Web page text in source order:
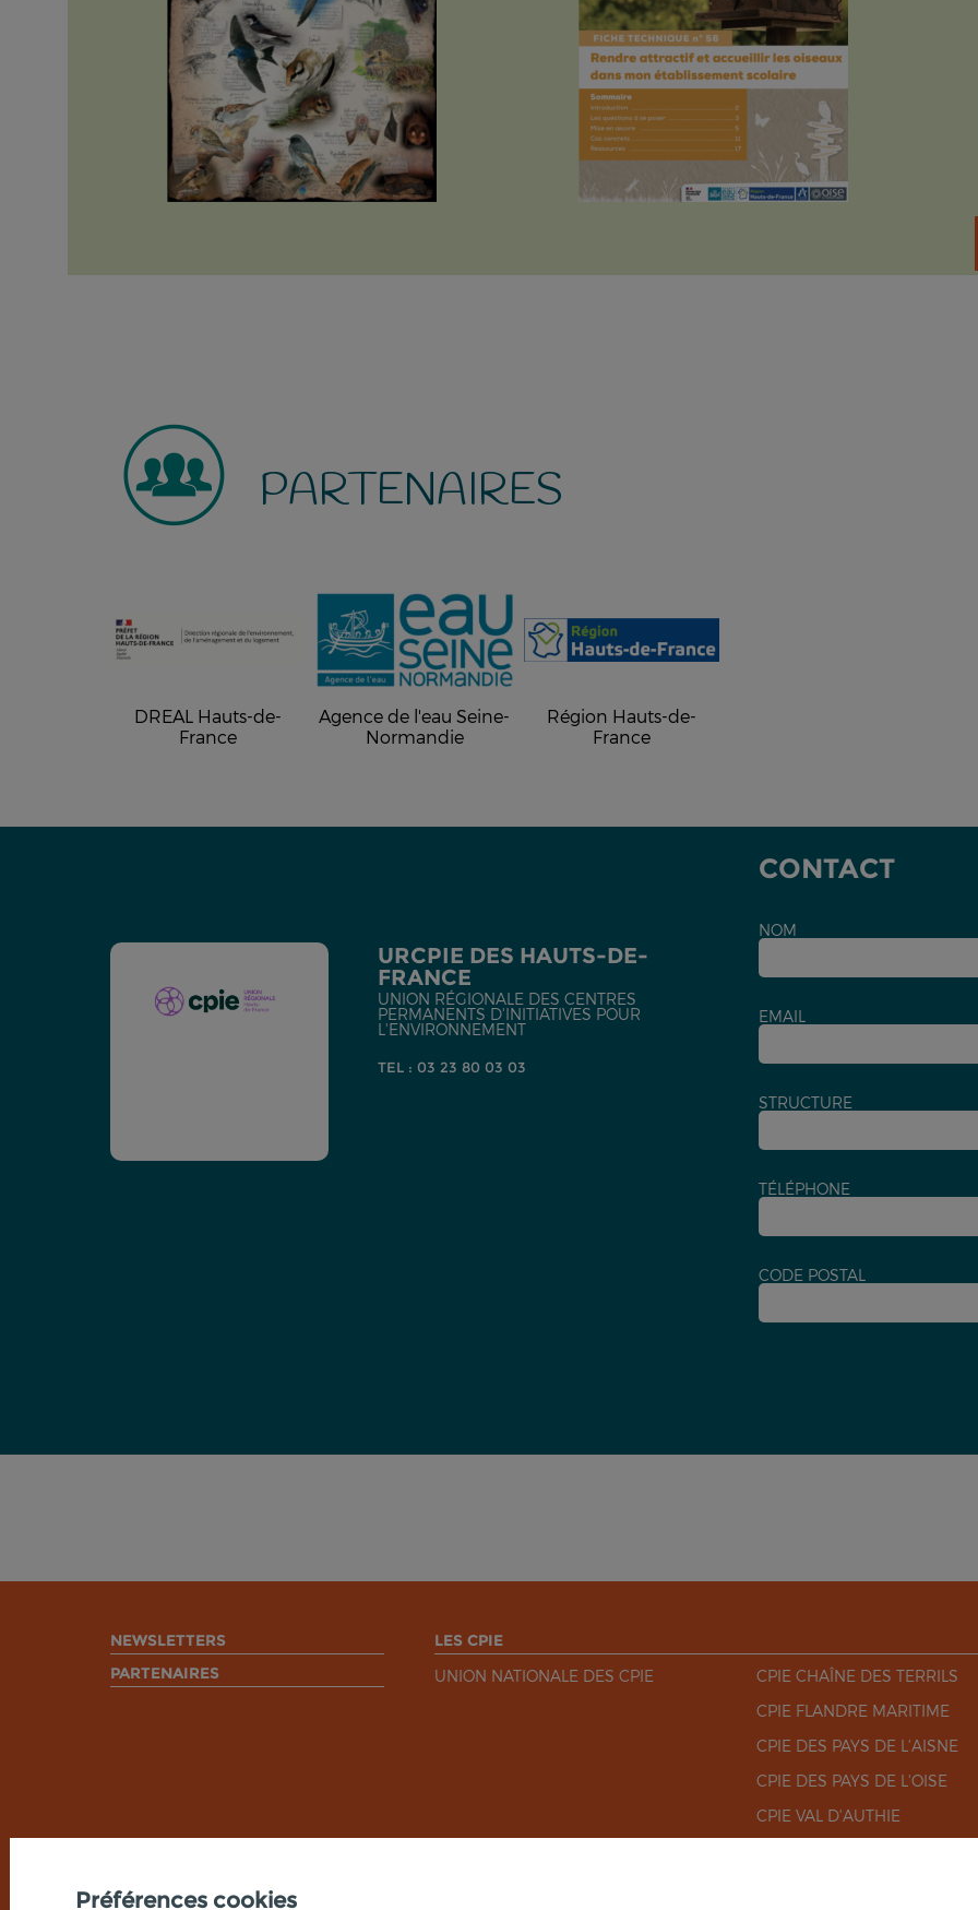
PARTENAIRES
DREAL Hauts-de-
France
Agence de l'eau Seine-
Normandie
Région Hauts-de-
France
URCPIE DES HAUTS-DE-
FRANCE
UNION RÉGIONALE DES CENTRES
PERMANENTS D'INITIATIVES POUR
L'ENVIRONNEMENT
TEL : 03 23 80 03 03
CONTACT
NOM
EMAIL
STRUCTURE
TÉLÉPHONE
CODE POSTAL
NEWSLETTERS
PARTENAIRES
LES CPIE
UNION NATIONALE DES CPIE
CPIE CHAÎNE DES TERRILS
CPIE FLANDRE MARITIME
CPIE DES PAYS DE L'AISNE
CPIE DES PAYS DE L'OISE
CPIE VAL D'AUTHIE
Préférences cookies